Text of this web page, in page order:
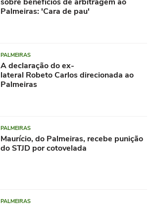
Palmeiras: 'Cara de pau'
PALMEIRAS
A declaração do ex-
lateral Robeto Carlos direcionada ao
Palmeiras
PALMEIRAS
Maurício, do Palmeiras, recebe punição
do STJD por cotovelada
PALMEIRAS